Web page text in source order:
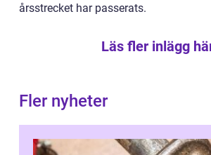
årsstrecket har passerats.
Läs fler inlägg
Fler nyheter